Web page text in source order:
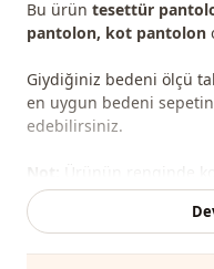
Bu ürün tesettür
pantolon, kot pantolon
Giydiğiniz bedeni ölçü
en uygun bedeni
edebilirsiniz.
farklılığı olabilir.